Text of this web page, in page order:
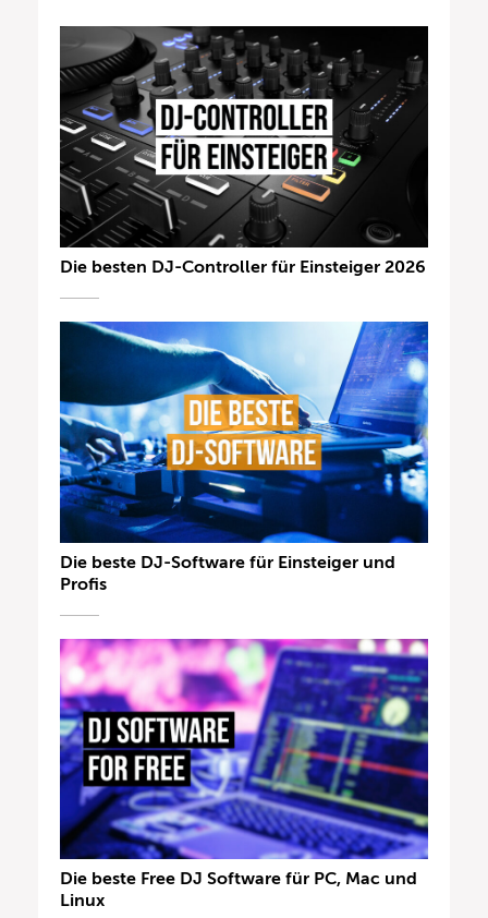
Die besten DJ-Controller für Einsteiger 2026
Die beste DJ-Software für Einsteiger und
Profis
Die beste Free DJ Software für PC, Mac und
Linux